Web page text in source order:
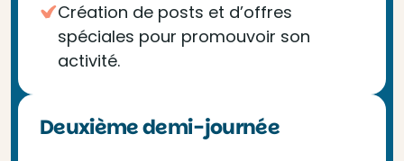
Création de posts et d’offres
spéciales pour promouvoir son
activité.
Deuxième demi-journée